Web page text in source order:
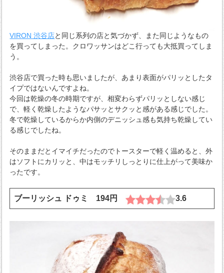
VIRON 渋谷店と同じ系列の店と気づかず、また同じようなもの
を買ってしまった。クロワッサンはどこ行っても大抵買ってしま
う。
渋谷店で買った時も思いましたが、あまり表面がパリッとしたタ
イプではないんですよね。
今回は乾燥の冬の時期ですが、相変わらずパリッとしない感じ
で、軽く乾燥したようなパサッとサクッと感がある感じでした。
冬で乾燥しているからか内側のデニッシュ感も気持ち乾燥してい
る感じでしたね。
そのままだとイマイチだったのでトースターで軽く温めると、外
はソフトにカリッと、中はモッチリしっとりに仕上がって美味か
ったです。
ブーリッシュ ドゥミ 194円 3.6